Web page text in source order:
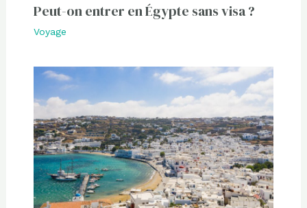
Peut-on entrer en Égypte sans visa ?
Voyage